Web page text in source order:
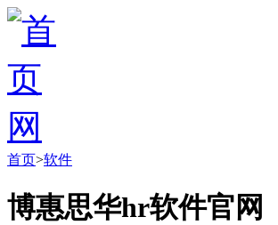
首页>软件
博惠思华hr软件官网